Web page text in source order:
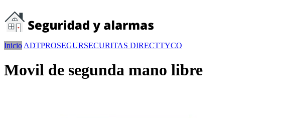
Inicio ADTPROSEGURSECURITAS DIRECTTYCO
Movil de segunda mano libre